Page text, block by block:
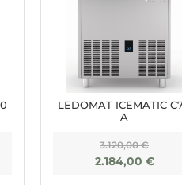
LEDOMAT ICEMATIC
A
3.120,00€
2.184,00 €